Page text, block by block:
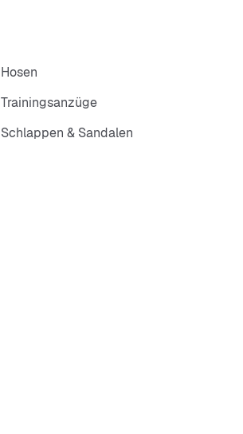
Hosen
Trainingsanzüge
Schlappen & Sandalen